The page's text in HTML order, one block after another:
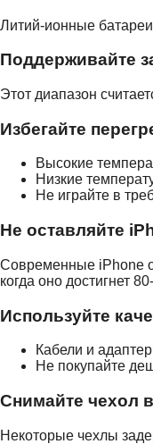
Литий-ионные
Поддерживайте
Этот диапазон
Избегайте
Высокие
Низкие
Не играйте в
Не оставляйте
Современные iPhone
когда оно достигнет
Используйте
Кабели и
Не покупайте
Снимайте чехол
Некоторые чехлы